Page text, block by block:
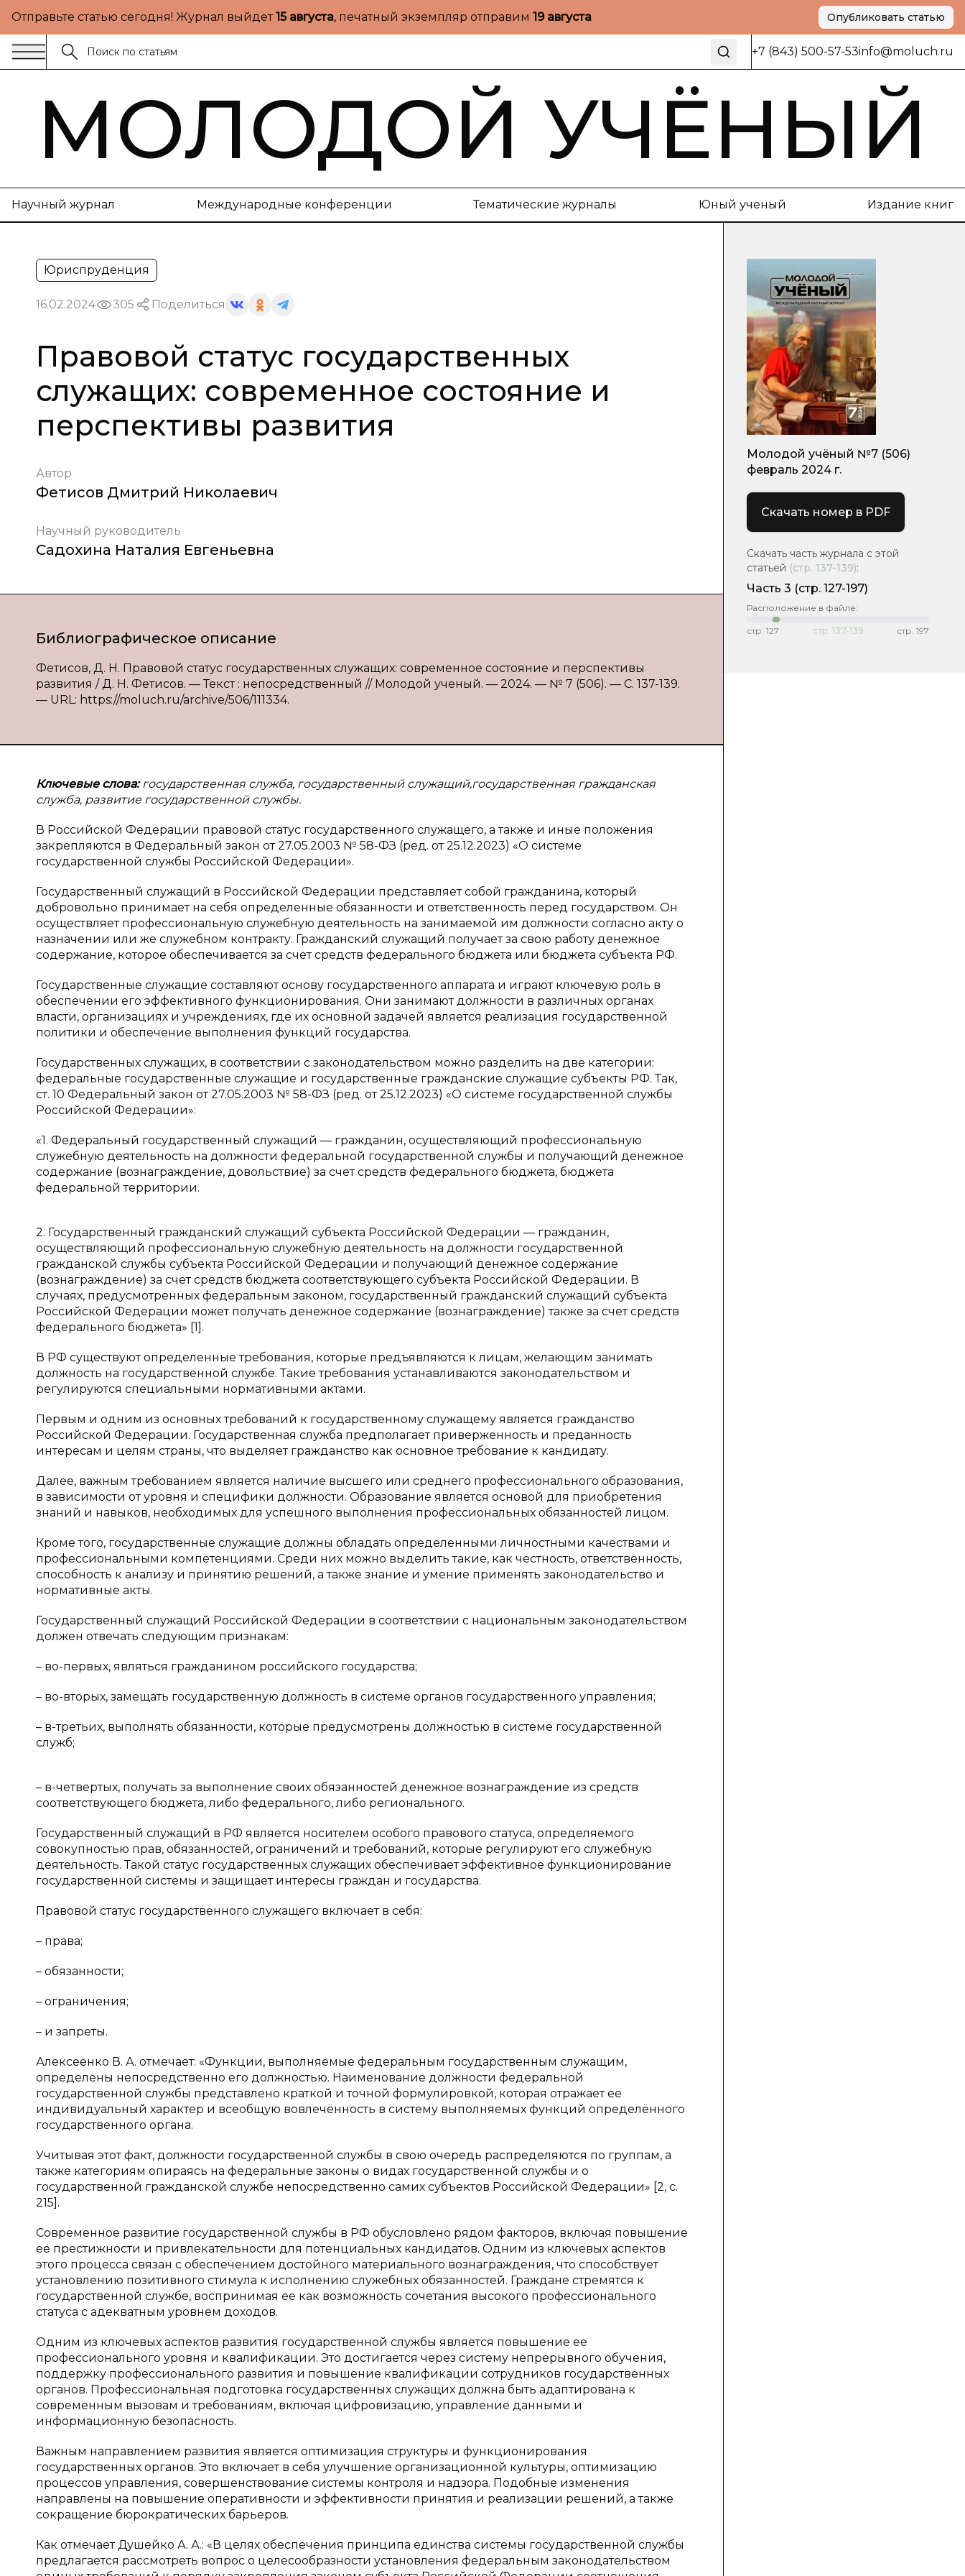
Отправьте статью сегодня! Журнал выйдет15 августа, печатный экземпляр отправим 19 августа Опубликовать статью
+7 (843) 500-57-53info@moluch.ru
МОЛОДОЙ УЧЁНЫЙ
Научный журнал Международные конференции Тематические журналы Юный ученый Издание книг
Юриспруденция
16.02.2024 305 Поделиться
Правовой статус государственных
служащих: современное состояние и
перспективы развития
Автор
Фетисов Дмитрий Николаевич
Научный руководитель
Садохина Наталия Евгеньевна
Библиографическое описание
Фетисов, Д. Н. Правовой статус государственных служащих: современное состояние и перспективы
развития / Д. Н. Фетисов. — Текст : непосредственный // Молодой ученый. — 2024. — № 7 (506). — С. 137-139.
— URL: https://moluch.ru/archive/506/111334.
Ключевые слова:государственная служба, государственный служащий,государственная гражданская
служба, развитие государственной службы.
В Российской Федерации правовой статус государственного служащего, а также и иные положения
закрепляются в Федеральный закон от 27.05.2003 № 58-ФЗ (ред. от 25.12.2023) «О системе
государственной службы Российской Федерации».
Государственный служащий в Российской Федерации представляет собой гражданина, который
добровольно принимает на себя определенные обязанности и ответственность перед государством. Он
осуществляет профессиональную служебную деятельность на занимаемой им должности согласно акту о
назначении или же служебном контракту. Гражданский служащий получает за свою работу денежное
содержание, которое обеспечивается за счет средств федерального бюджета или бюджета субъекта РФ.
Государственные служащие составляют основу государственного аппарата и играют ключевую роль в
обеспечении его эффективного функционирования. Они занимают должности в различных органах
власти, организациях и учреждениях, где их основной задачей является реализация государственной
политики и обеспечение выполнения функций государства.
Государственных служащих, в соответствии с законодательством можно разделить на две категории:
федеральные государственные служащие и государственные гражданские служащие субъекты РФ. Так,
ст. 10 Федеральный закон от 27.05.2003 № 58-ФЗ (ред. от 25.12.2023) «О системе государственной службы
Российской Федерации»:
«1. Федеральный государственный служащий — гражданин, осуществляющий профессиональную
служебную деятельность на должности федеральной государственной службы и получающий денежное
содержание (вознаграждение, довольствие) за счет средств федерального бюджета, бюджета
федеральной территории.
2. Государственный гражданский служащий субъекта Российской Федерации — гражданин,
осуществляющий профессиональную служебную деятельность на должности государственной
гражданской службы субъекта Российской Федерации и получающий денежное содержание
(вознаграждение) за счет средств бюджета соответствующего субъекта Российской Федерации. В
случаях, предусмотренных федеральным законом, государственный гражданский служащий субъекта
Российской Федерации может получать денежное содержание (вознаграждение) также за счет средств
федерального бюджета» [1].
В РФ существуют определенные требования, которые предъявляются к лицам, желающим занимать
должность на государственной службе. Такие требования устанавливаются законодательством и
регулируются специальными нормативными актами.
Первым и одним из основных требований к государственному служащему является гражданство
Российской Федерации. Государственная служба предполагает приверженность и преданность
интересам и целям страны, что выделяет гражданство как основное требование к кандидату.
Далее, важным требованием является наличие высшего или среднего профессионального образования,
в зависимости от уровня и специфики должности. Образование является основой для приобретения
знаний и навыков, необходимых для успешного выполнения профессиональных обязанностей лицом.
Кроме того, государственные служащие должны обладать определенными личностными качествами и
профессиональными компетенциями. Среди них можно выделить такие, как честность, ответственность,
способность к анализу и принятию решений, а также знание и умение применять законодательство и
нормативные акты.
Государственный служащий Российской Федерации в соответствии с национальным законодательством
должен отвечать следующим признакам:
– во-первых, являться гражданином российского государства;
– во-вторых, замещать государственную должность в системе органов государственного управления;
– в-третьих, выполнять обязанности, которые предусмотрены должностью в системе государственной
служб;
– в-четвертых, получать за выполнение своих обязанностей денежное вознаграждение из средств
соответствующего бюджета, либо федерального, либо регионального.
Государственный служащий в РФ является носителем особого правового статуса, определяемого
совокупностью прав, обязанностей, ограничений и требований, которые регулируют его служебную
деятельность. Такой статус государственных служащих обеспечивает эффективное функционирование
государственной системы и защищает интересы граждан и государства.
Правовой статус государственного служащего включает в себя:
– права;
– обязанности;
– ограничения;
– и запреты.
Алексеенко В. А. отмечает: «Функции, выполняемые федеральным государственным служащим,
определены непосредственно его должностью. Наименование должности федеральной
государственной службы представлено краткой и точной формулировкой, которая отражает ее
индивидуальный характер и всеобщую вовлечённость в систему выполняемых функций определённого
государственного органа.
Учитывая этот факт, должности государственной службы в свою очередь распределяются по группам, а
также категориям опираясь на федеральные законы о видах государственной службы и о
государственной гражданской службе непосредственно самих субъектов Российской Федерации» [2, с.
215].
Современное развитие государственной службы в РФ обусловлено рядом факторов, включая повышение
ее престижности и привлекательности для потенциальных кандидатов. Одним из ключевых аспектов
этого процесса связан с обеспечением достойного материального вознаграждения, что способствует
установлению позитивного стимула к исполнению служебных обязанностей. Граждане стремятся к
государственной службе, воспринимая ее как возможность сочетания высокого профессионального
статуса с адекватным уровнем доходов.
Одним из ключевых аспектов развития государственной службы является повышение ее
профессионального уровня и квалификации. Это достигается через систему непрерывного обучения,
поддержку профессионального развития и повышение квалификации сотрудников государственных
органов. Профессиональная подготовка государственных служащих должна быть адаптирована к
современным вызовам и требованиям, включая цифровизацию, управление данными и
информационную безопасность.
Важным направлением развития является оптимизация структуры и функционирования
государственных органов. Это включает в себя улучшение организационной культуры, оптимизацию
процессов управления, совершенствование системы контроля и надзора. Подобные изменения
направлены на повышение оперативности и эффективности принятия и реализации решений, а также
сокращение бюрократических барьеров.
Как отмечает Душейко А. А.: «В целях обеспечения принципа единства системы государственной службы
предлагается рассмотреть вопрос о целесообразности установления федеральным законодательством
Молодой учёный №7 (506)
февраль 2024 г.
Скачать номер в PDF
Скачать часть журнала с этой
статьей (стр. 137-139):
Часть 3 (стр. 127-197)
Расположение в файле:
стр. 127 стр. 137-139 стр. 197